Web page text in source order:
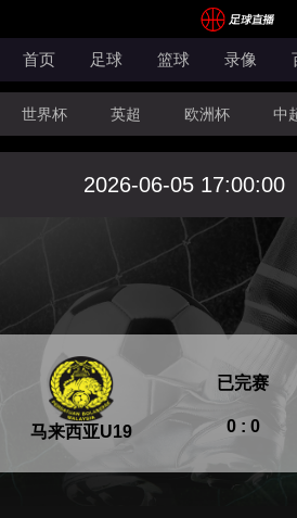
首页 足球 篮球 录像
世界杯 英超 欧洲杯 中
CBA FIBA洲际杯
2026-06-05 17:00:00
马来西亚U19 0 : 0
已完赛